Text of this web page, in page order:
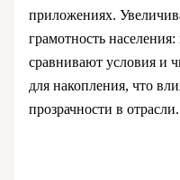
приложениях.
грамотность
сравнивают условия и
для накопления, что
прозрачности в отрасли.